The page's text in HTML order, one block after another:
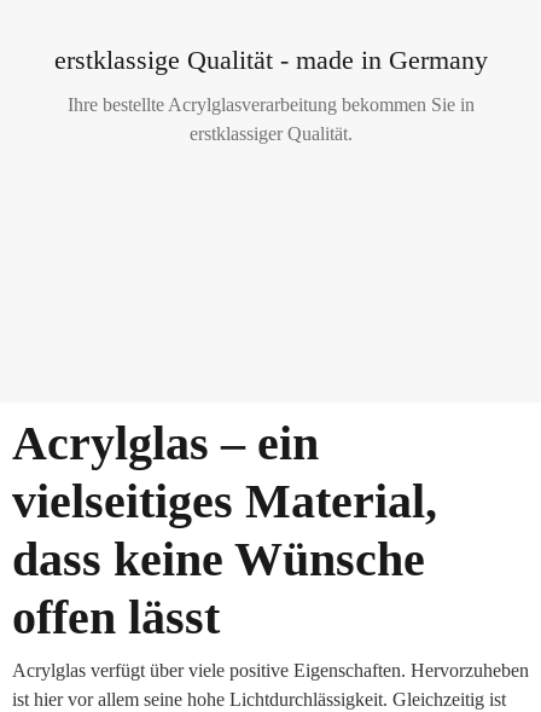
erstklassige Qualität - made in Germany
Ihre bestellte Acrylglasverarbeitung bekommen Sie in
erstklassiger Qualität.
Acrylglas – ein
vielseitiges Material,
dass keine Wünsche
offen lässt
Acrylglas verfügt über viele positive Eigenschaften. Hervorzuheben
ist hier vor allem seine hohe Lichtdurchlässigkeit. Gleichzeitig ist